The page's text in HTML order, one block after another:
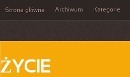
Strona główna Archiwum Kategorie
ŻYCIE